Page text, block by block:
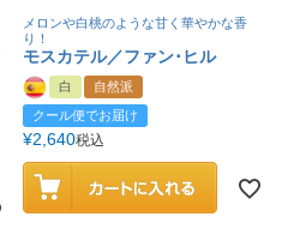
メロンや白桃のような甘く華やかな香
り！
モスカテル／ファン･ヒル
白
自然派
クール便でお届け
¥2,640税込